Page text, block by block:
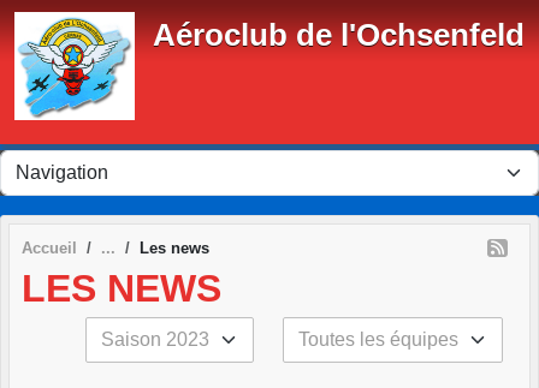
Aéroclub de l'Ochsenfeld
Accueil Les news
LES NEWS
Panneau de gestion des cookies